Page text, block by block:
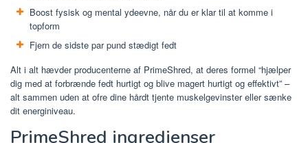
Boost fysisk og mental ydeevne, når du er klar til at komme i
topform
Fjern de sidste par pund stædigt fedt
Alt i alt hævder producenterne af PrimeShred, at deres formel “hjælper
dig med at forbrænde fedt hurtigt og blive magert hurtigt og effektivt” –
alt sammen uden at ofre dine hårdt tjente muskelgevinster eller sænke
dit energiniveau.
PrimeShred ingredienser